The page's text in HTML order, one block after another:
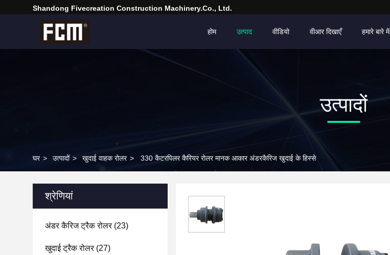
Shandong Fivecreation Construction Machinery.Co., Ltd.
होम उत्पाद वीडियो वीआर दिखाएँ हमारे बारे में
उत्पादों
घर > उत्पादों > खुदाई वाहक रोलर > 330 कैटरपिलर कैरियर रोलर मानक आकार अंडरकैरिज खुदाई के हिस्से
श्रेणियां
अंडर कैरिज ट्रैक रोलर(23)
खुदाई ट्रैक रोलर(27)